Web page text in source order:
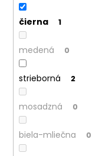
čierna 1
medená 0
strieborná 2
mosadzná 0
biela-mliečna 0